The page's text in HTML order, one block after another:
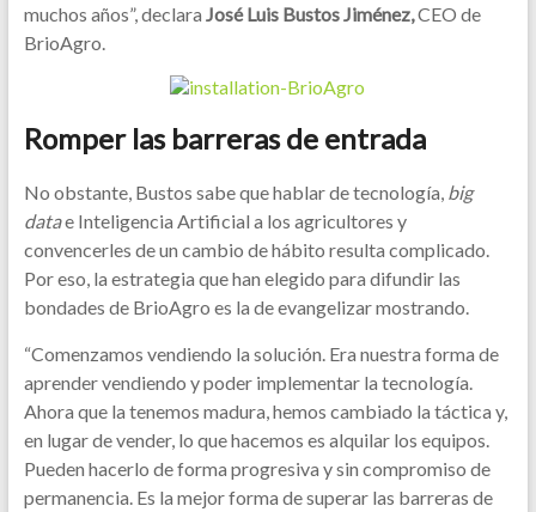
muchos años”, declara José Luis Bustos Jiménez,CEO de
BrioAgro.
Romper las barreras de entrada
No obstante, Bustos sabe que hablar de tecnología, big
datae Inteligencia Artificial a los agricultores y
convencerles de un cambio de hábito resulta complicado.
Por eso, la estrategia que han elegido para difundir las
bondades de BrioAgro es la de evangelizar mostrando.
“Comenzamos vendiendo la solución. Era nuestra forma de
aprender vendiendo y poder implementar la tecnología.
Ahora que la tenemos madura, hemos cambiado la táctica y,
en lugar de vender, lo que hacemos es alquilar los equipos.
Pueden hacerlo de forma progresiva y sin compromiso de
permanencia. Es la mejor forma de superar las barreras de